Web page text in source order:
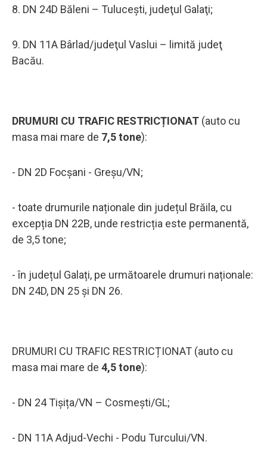
8. DN 24D Băleni – Tuluceşti, judeţul Galaţi;
9. DN 11A Bârlad/judeţul Vaslui – limită judeţ
Bacău.
DRUMURI CU TRAFIC RESTRICȚIONAT (auto cu
masa mai mare de 7,5 tone):
- DN 2D Focșani - Greșu/VN;
- toate drumurile naționale din județul Brăila, cu
excepția DN 22B, unde restricția este permanentă,
de 3,5 tone;
- în județul Galați, pe următoarele drumuri naționale:
DN 24D, DN 25 și DN 26.
DRUMURI CU TRAFIC RESTRICȚIONAT (auto cu
masa mai mare de 4,5 tone):
- DN 24 Tișița/VN – Cosmești/GL;
- DN 11A Adjud-Vechi - Podu Turcului/VN.